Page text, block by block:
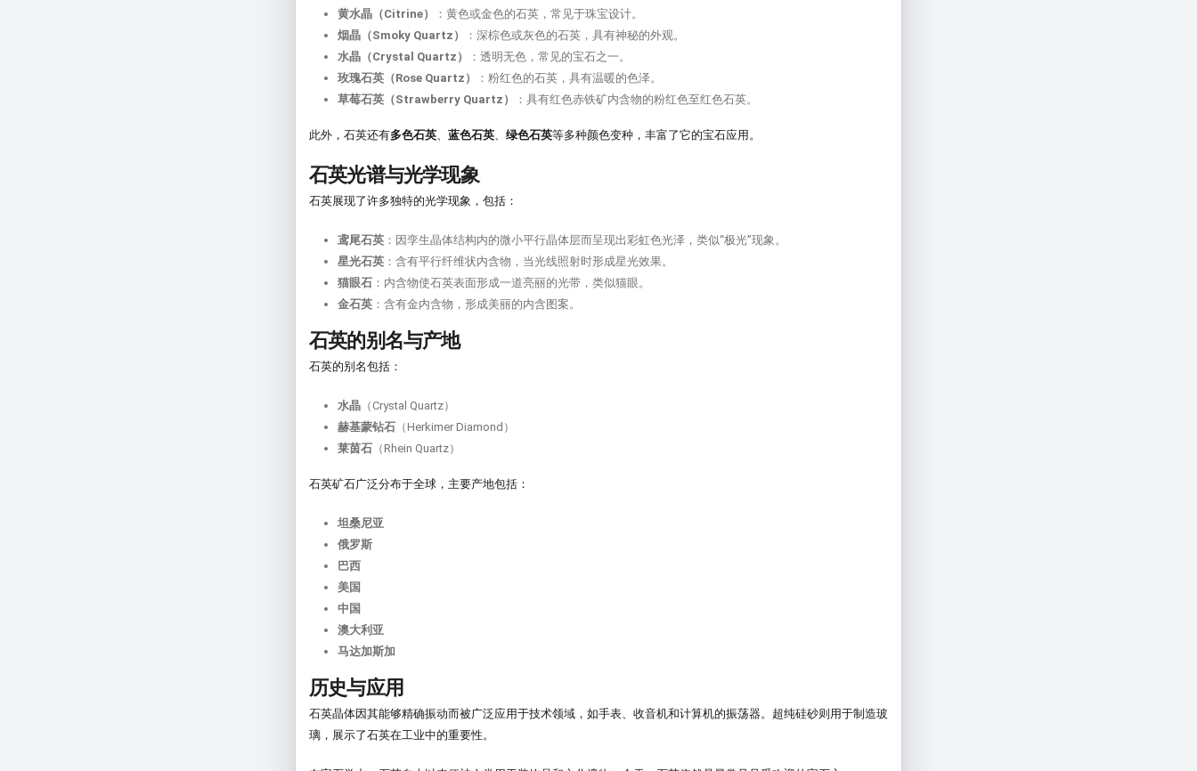
黄水晶（Citrine）
：黄色或金色的石英，常见于珠宝设计。
烟晶（Smoky Quartz）
：深棕色或灰色的石英，具有神秘的外观。
水晶（Crystal Quartz）
：透明无色，常见的宝石之一。
玫瑰石英（Rose Quartz）
：粉红色的石英，具有温暖的色泽。
草莓石英（Strawberry Quartz）
：具有红色赤铁矿内含物的粉红色至红色石英。
此外，石英还有多色石英、 蓝色石英、 绿色石英等多种颜色变种，丰富了它的宝石应用。
石英光谱与光学现象
石英展现了许多独特的光学现象，包括：
鸢尾石英 ：因孪生晶体结构内的微小平行晶体层而呈现出彩虹色光泽，类似“极光”现象。
星光石英 ：含有平行纤维状内含物，当光线照射时形成星光效果。
猫眼石 ：内含物使石英表面形成一道亮丽的光带，类似猫眼。
金石英 ：含有金内含物，形成美丽的内含图案。
石英的别名与产地
石英的别名包括：
水晶 （Crystal Quartz）
赫基蒙钻石 （Herkimer Diamond）
莱茵石 （Rhein Quartz）
石英矿石广泛分布于全球，主要产地包括：
坦桑尼亚
俄罗斯
巴西
美国
中国
澳大利亚
马达加斯加
历史与应用
石英晶体因其能够精确振动而被广泛应用于技术领域，如手表、收音机和计算机的振荡器。超纯硅砂则用于制造玻
璃，展示了石英在工业中的重要性。